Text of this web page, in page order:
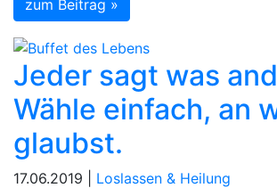
zum Beitrag »
Jeder sagt was
Wähle einfach, an
glaubst.
17.06.2019 | Loslassen & Heilung